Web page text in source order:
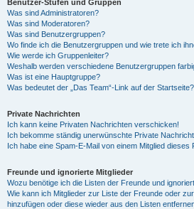
Benutzer-Stufen und Gruppen
Was sind Administratoren?
Was sind Moderatoren?
Was sind Benutzergruppen?
Wo finde ich die Benutzergruppen und wie trete ich
Wie werde ich Gruppenleiter?
Weshalb werden verschiedene Benutzergruppen
Was ist eine Hauptgruppe?
Was bedeutet der „Das Team“-Link auf der Startseite?
Private Nachrichten
Ich kann keine Privaten Nachrichten verschicken!
Ich bekomme ständig unerwünschte Private
Ich habe eine Spam-E-Mail von einem Mitglied dieses
Freunde und ignorierte Mitglieder
Wozu benötige ich die Listen der Freunde und
Wie kann ich Mitglieder zur Liste der Freunde oder
hinzufügen oder diese wieder aus den Listen